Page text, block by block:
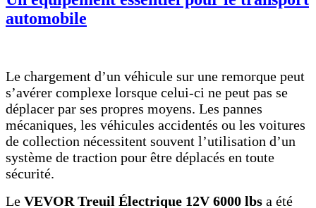
automobile
Le chargement d’un véhicule sur une remorque peut
s’avérer complexe lorsque celui-ci ne peut pas se
déplacer par ses propres moyens. Les pannes
mécaniques, les véhicules accidentés ou les voitures
de collection nécessitent souvent l’utilisation d’un
système de traction pour être déplacés en toute
sécurité.
Le VEVOR Treuil Électrique 12V 6000 lbs a été